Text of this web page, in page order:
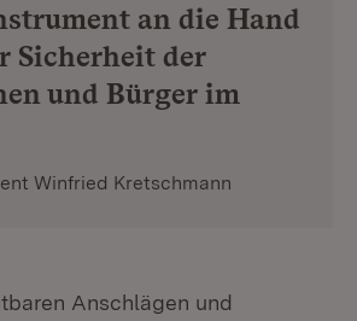
an die Hand
Sicherheit der
und Bürger im
Winfried Kretschmann
Anschlägen und